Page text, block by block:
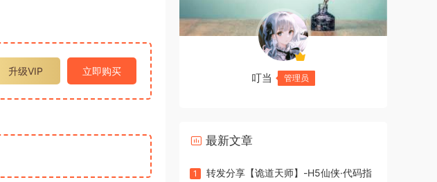
升级VIP 立即购买
叮当 管理员
最新文章
1 转发分享【诡道天师】-H5仙侠·代码指